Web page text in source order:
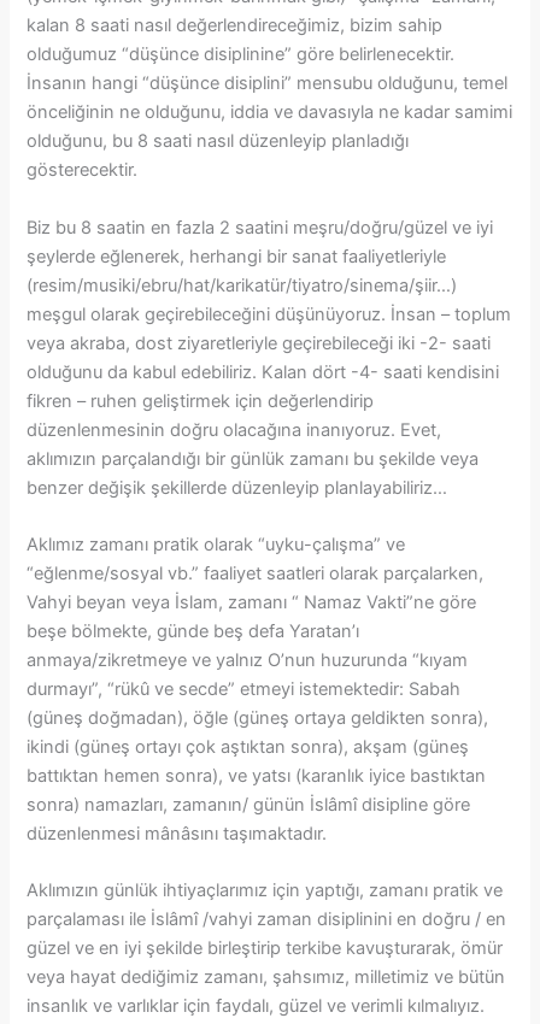
kalan 8 saati nasıl değerlendireceğimiz, bizim sahip
olduğumuz “düşünce disiplinine” göre belirlenecektir.
İnsanın hangi “düşünce disiplini” mensubu olduğunu, temel
önceliğinin ne olduğunu, iddia ve davasıyla ne kadar samimi
olduğunu, bu 8 saati nasıl düzenleyip planladığı
gösterecektir.
Biz bu 8 saatin en fazla 2 saatini meşru/doğru/güzel ve iyi
şeylerde eğlenerek, herhangi bir sanat faaliyetleriyle
(resim/musiki/ebru/hat/karikatür/tiyatro/sinema/şiir…)
meşgul olarak geçirebileceğini düşünüyoruz. İnsan – toplum
veya akraba, dost ziyaretleriyle geçirebileceği iki -2- saati
olduğunu da kabul edebiliriz. Kalan dört -4- saati kendisini
fikren – ruhen geliştirmek için değerlendirip
düzenlenmesinin doğru olacağına inanıyoruz. Evet,
aklımızın parçalandığı bir günlük zamanı bu şekilde veya
benzer değişik şekillerde düzenleyip planlayabiliriz…
Aklımız zamanı pratik olarak “uyku-çalışma” ve
“eğlenme/sosyal vb.” faaliyet saatleri olarak parçalarken,
Vahyi beyan veya İslam, zamanı “ Namaz Vakti”ne göre
beşe bölmekte, günde beş defa Yaratan’ı
anmaya/zikretmeye ve yalnız O’nun huzurunda “kıyam
durmayı”, “rükû ve secde” etmeyi istemektedir: Sabah
(güneş doğmadan), öğle (güneş ortaya geldikten sonra),
ikindi (güneş ortayı çok aştıktan sonra), akşam (güneş
battıktan hemen sonra), ve yatsı (karanlık iyice bastıktan
sonra) namazları, zamanın/ günün İslâmî disipline göre
düzenlenmesi mânâsını taşımaktadır.
Aklımızın günlük ihtiyaçlarımız için yaptığı, zamanı pratik ve
parçalaması ile İslâmî /vahyi zaman disiplinini en doğru / en
güzel ve en iyi şekilde birleştirip terkibe kavuşturarak, ömür
veya hayat dediğimiz zamanı, şahsımız, milletimiz ve bütün
insanlık ve varlıklar için faydalı, güzel ve verimli kılmalıyız.